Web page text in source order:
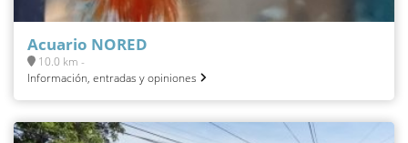
Acuario NORED
10.0 km -
Información, entradas y opiniones